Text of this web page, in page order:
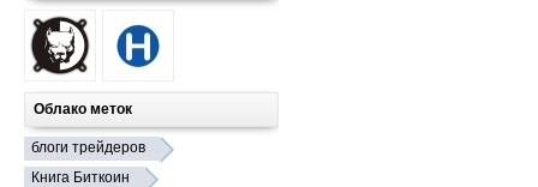
Облако меток
блоги трейдеров
Книга Биткоин